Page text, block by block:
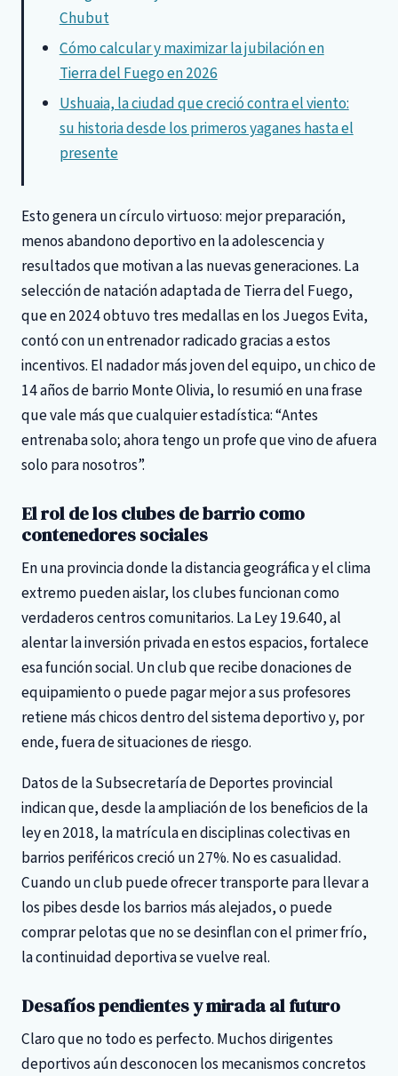
Chubut
Cómo calcular y maximizar la jubilación en
Tierra del Fuego en 2026
Ushuaia, la ciudad que creció contra el viento:
su historia desde los primeros yaganes hasta el
presente
Esto genera un círculo virtuoso: mejor preparación,
menos abandono deportivo en la adolescencia y
resultados que motivan a las nuevas generaciones. La
selección de natación adaptada de Tierra del Fuego,
que en 2024 obtuvo tres medallas en los Juegos Evita,
contó con un entrenador radicado gracias a estos
incentivos. El nadador más joven del equipo, un chico de
14 años de barrio Monte Olivia, lo resumió en una frase
que vale más que cualquier estadística: “Antes
entrenaba solo; ahora tengo un profe que vino de afuera
solo para nosotros”.
El rol de los clubes de barrio como
contenedores sociales
En una provincia donde la distancia geográfica y el clima
extremo pueden aislar, los clubes funcionan como
verdaderos centros comunitarios. La Ley 19.640, al
alentar la inversión privada en estos espacios, fortalece
esa función social. Un club que recibe donaciones de
equipamiento o puede pagar mejor a sus profesores
retiene más chicos dentro del sistema deportivo y, por
ende, fuera de situaciones de riesgo.
Datos de la Subsecretaría de Deportes provincial
indican que, desde la ampliación de los beneficios de la
ley en 2018, la matrícula en disciplinas colectivas en
barrios periféricos creció un 27%. No es casualidad.
Cuando un club puede ofrecer transporte para llevar a
los pibes desde los barrios más alejados, o puede
comprar pelotas que no se desinflan con el primer frío,
la continuidad deportiva se vuelve real.
Desafíos pendientes y mirada al futuro
Claro que no todo es perfecto. Muchos dirigentes
deportivos aún desconocen los mecanismos concretos